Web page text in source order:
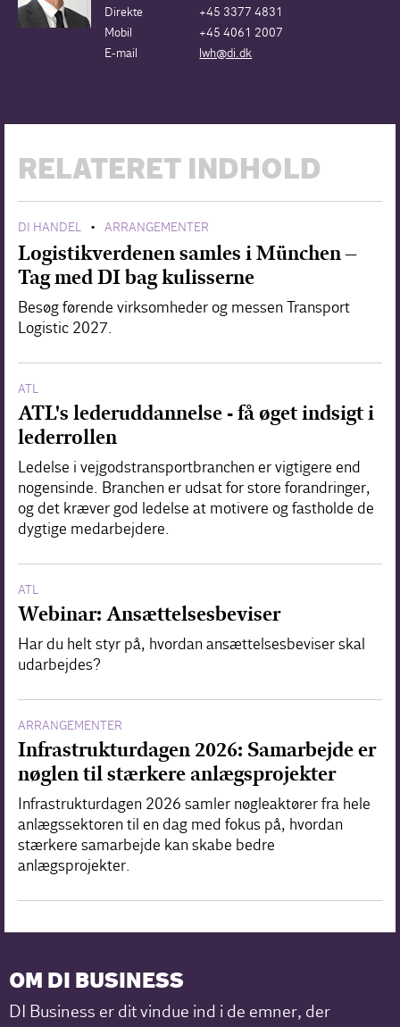
Direkte
+45 3377 4831
Mobil
+45 4061 2007
E-mail
lwh@di.dk
RELATERET INDHOLD
DI HANDEL • ARRANGEMENTER
Logistikverdenen samles i München –
Tag med DI bag kulisserne
Besøg førende virksomheder og messen Transport
Logistic 2027.
ATL
ATL's lederuddannelse - få øget indsigt i
lederrollen
Ledelse i vejgodstransportbranchen er vigtigere end
nogensinde. Branchen er udsat for store forandringer,
og det kræver god ledelse at motivere og fastholde de
dygtige medarbejdere.
ATL
Webinar: Ansættelsesbeviser
Har du helt styr på, hvordan ansættelsesbeviser skal
udarbejdes?
ARRANGEMENTER
Infrastrukturdagen 2026: Samarbejde er
nøglen til stærkere anlægsprojekter
Infrastrukturdagen 2026 samler nøgleaktører fra hele
anlægssektoren til en dag med fokus på, hvordan
stærkere samarbejde kan skabe bedre
anlægsprojekter.
OM DI BUSINESS
DI Business er dit vindue ind i de emner, der